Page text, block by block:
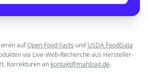
auf Open Food Facts und USDA FoodData
via Live-Web-Recherche aus Hersteller-
Korrekturen an kontakt@mahlzait.de.